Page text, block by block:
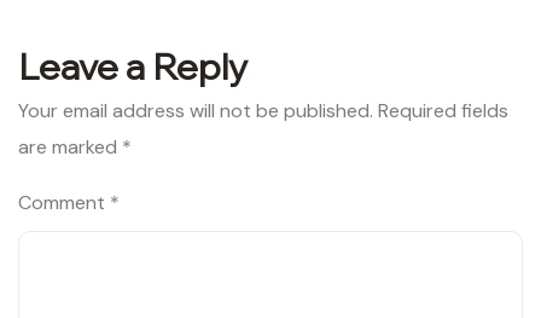
Leave a Reply
Your email address will not be published. Required fields
are marked *
Comment *